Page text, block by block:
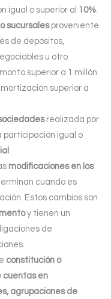
igual o superior al 10%.
sucursalesproveniente
de depósitos,
u otro
superior a 1 millón
superior a
realizada por
participación igual o
.
modificaciones en los
cuándo es
Estos cambios son
y tienen un
de
constitución o
cuentas en
agrupaciones de